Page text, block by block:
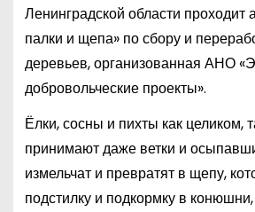
Ленинградской области проходит
палки и щепа» по сбору и
деревьев, организованная АНО
добровольческие проекты».
Ёлки, сосны и пихты как целиком,
принимают даже ветки и
измельчат и превратят в щепу,
подстилку и подкормку в